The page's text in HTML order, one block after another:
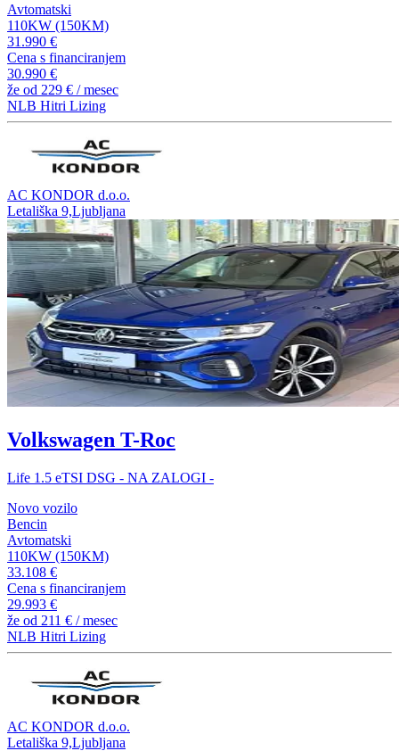
Avtomatski
110KW (150KM)
31.990 €
Cena s financiranjem
30.990 €
že od 229 € / mesec
NLB Hitri Lizing
AC KONDOR d.o.o.
Letališka 9,Ljubljana
Volkswagen T-Roc
Life 1.5 eTSI DSG - NA ZALOGI -
Novo vozilo
Bencin
Avtomatski
110KW (150KM)
33.108 €
Cena s financiranjem
29.993 €
že od 211 € / mesec
NLB Hitri Lizing
AC KONDOR d.o.o.
Letališka 9,Ljubljana